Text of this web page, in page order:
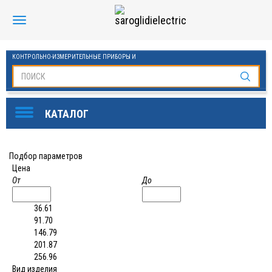
КОНТРОЛЬНО-ИЗМЕРИТЕЛЬНЫЕ ПРИБОРЫ И
ОБОРУДОВАНИЕ ДЛЯ БАССЕЙНОВ
FINDER
DKC
KLEMSAN
СТАБИЛИЗАТОРЫ
Подбор параметров
Цена
От
До
36.61
91.70
146.79
201.87
256.96
Вид изделия